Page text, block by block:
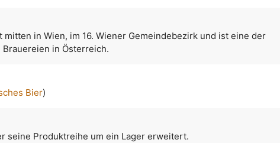
in Wien, im 16. Wiener Gemeindebezirk und ist eine der
in Österreich.
Bier)
seine Produktreihe um ein Lager erweitert.